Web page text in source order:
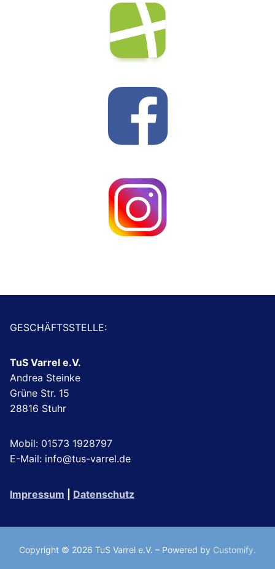
GESCHÄFTSSTELLE:
TuS Varrel e.V.
Andrea Steinke
Grüne Str. 15
28816 Stuhr
Mobil: 01573 1928797
E-Mail: info@tus-varrel.de
Impressum Datenschutz
Copyright © 2026 TuS Varrel e.V. – Powered by Customify.